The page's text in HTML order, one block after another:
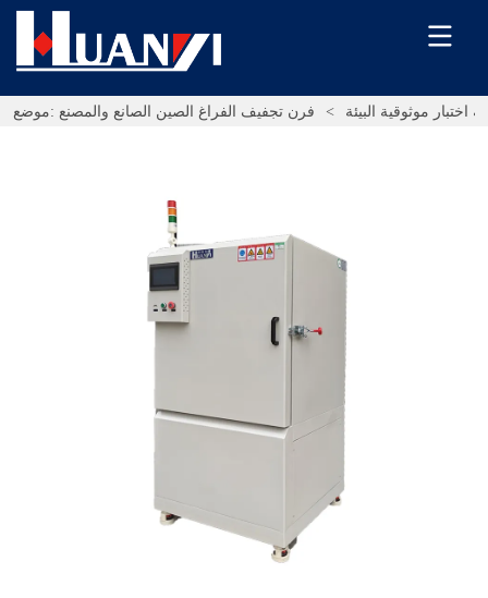
موضع: اختبار موثوقية البيئة > فرن تجفيف الفراغ الصين الصانع والمصنع